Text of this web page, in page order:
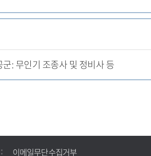
군: 무인기 조종사 및 정비사 등
이메일무단수집거부